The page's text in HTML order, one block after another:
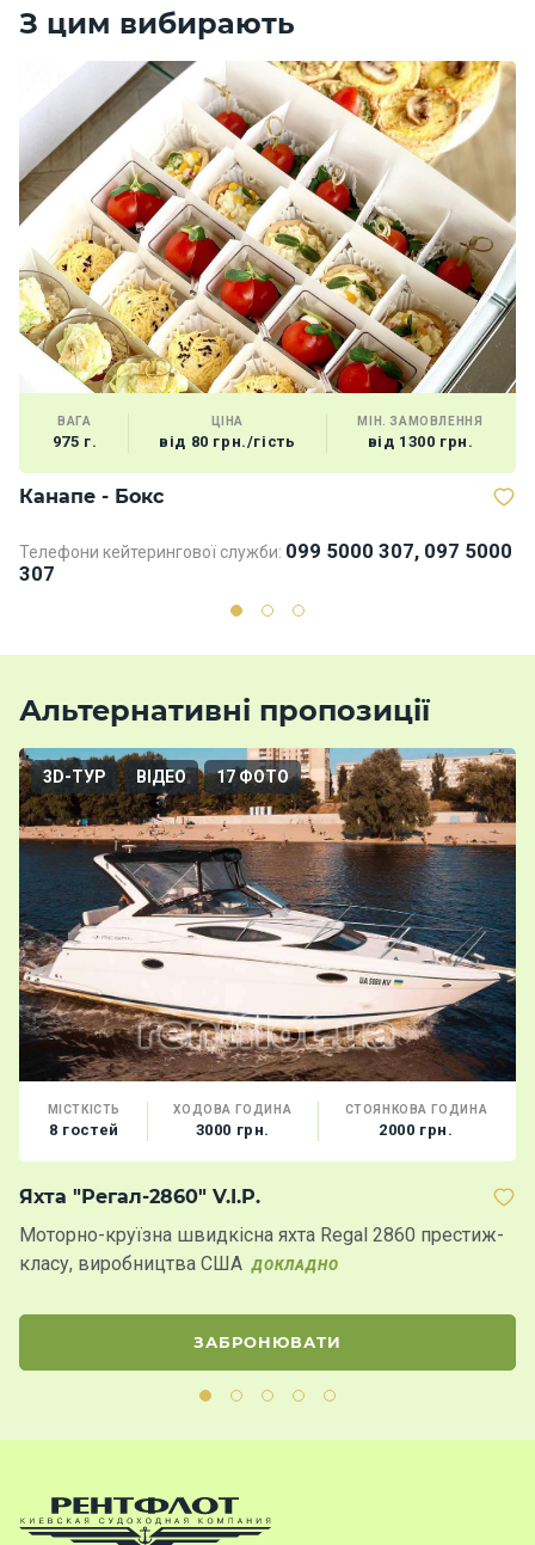
З цим вибирають
ВАГА
975 г.
ЦІНА
від 80 грн./гість
МІН. ЗАМОВЛЕННЯ
від 1300 грн.
Канапе - Бокс
Телефони кейтерингової служби: 099 5000 307, 097 5000
307
Альтернативні пропозиції
3D-ТУР ВІДЕО 17 ФОТО
МІСТКІСТЬ
8 гостей
ХОДОВА ГОДИНА
3000 грн.
СТОЯНКОВА ГОДИНА
2000 грн.
Яхта "Регал-2860" V.I.P.
Моторно-круїзна швидкісна яхта Regal 2860 престиж-
класу, виробництва США ДОКЛАДНО
ЗАБРОНЮВАТИ